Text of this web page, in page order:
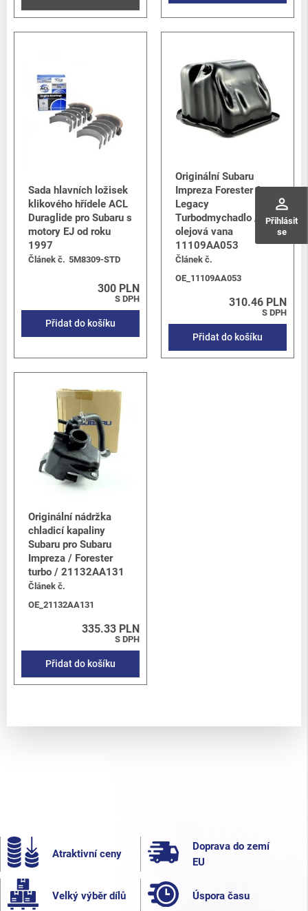
perm_identity
Přihlásit
se
Sada hlavních ložisek
klikového hřídele ACL
Duraglide pro Subaru s
motory EJ od roku
1997
Článek č. 5M8309-STD
300 PLN
S DPH
Přidat do košíku
Originální Subaru
Impreza Forester &
Legacy
Turbodmychadlo /
olejová vana
11109AA053
Článek č.
OE_11109AA053
310.46 PLN
S DPH
Přidat do košíku
Originální nádržka
chladicí kapaliny
Subaru pro Subaru
Impreza / Forester
turbo / 21132AA131
Článek č.
OE_21132AA131
335.33 PLN
S DPH
Přidat do košíku
Atraktivní ceny
Doprava do zemí
EU
Velký výběr dílů Úspora času